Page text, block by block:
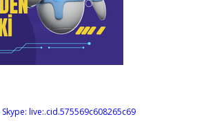
Skype: live:.cid.575569c608265c69